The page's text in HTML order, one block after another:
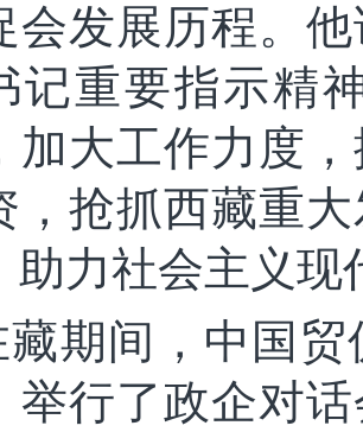
会发展历程。
记重要指示精
加大工作力度
，抢抓西藏重
助力社会主义现
藏期间，中国
举行了政企对